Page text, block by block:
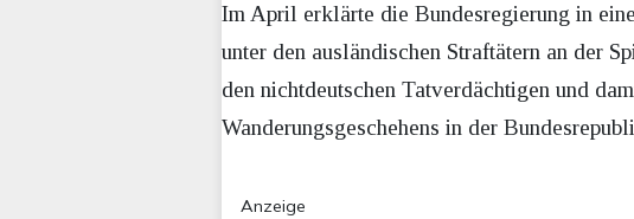
Im April erklärte die Bundesregierung in
unter den ausländischen Straftätern an der
den nichtdeutschen Tatverdächtigen und
Wanderungsgeschehens in der
Anzeige